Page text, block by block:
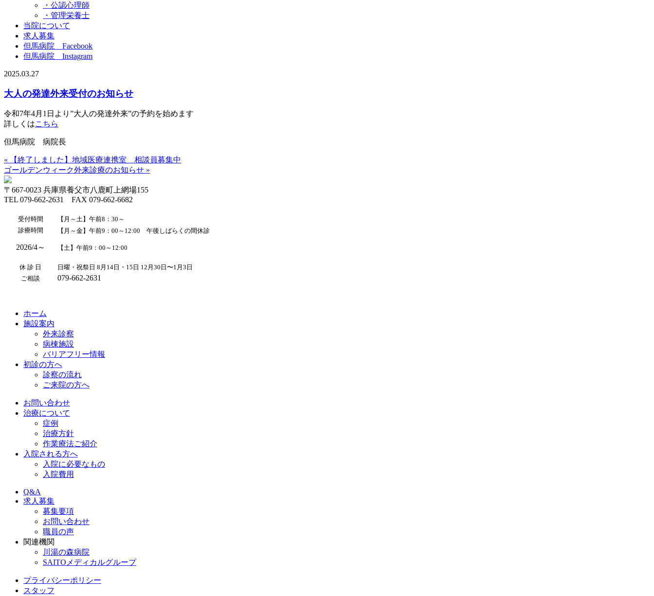
・公認心理師
・管理栄養士
当院について
求人募集
但馬病院 Facebook
但馬病院 Instagram
2025.03.27
大人の発達外来受付のお知らせ
令和7年4月1日より”大人の発達外来”の予約を始めます
詳しくはこちら
但馬病院 病院長
« 【終了しました】地域医療連携室 相談員募集中
ゴールデンウィーク外来診療のお知らせ »
〒667-0023 兵庫県養父市八鹿町上網場155
TEL 079-662-2631 FAX 079-662-6682
受付時間
【月～土】午前8：30～
診療時間
2026/4～
【月～金】午前9：00～12:00 午後しばらくの間休診
【土】午前9：00～12:00
休 診 日
日曜・祝祭日 8月14日・15日 12月30日〜1月3日
ご相談
079-662-2631
ホーム
施設案内
外来診察
病棟施設
バリアフリー情報
初診の方へ
診察の流れ
ご来院の方へ
お問い合わせ
治療について
症例
治療方針
作業療法ご紹介
入院される方へ
入院に必要なもの
入院費用
Q&A
求人募集
募集要項
お問い合わせ
職員の声
関連機関
川湯の森病院
SAITOメディカルグループ
プライバシーポリシー
スタッフ